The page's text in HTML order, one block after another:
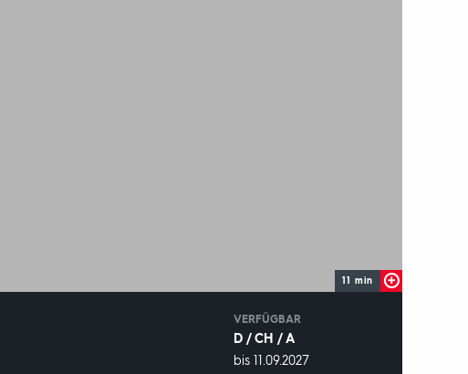
11 min
VERFÜGBAR
D / CH / A
VERFÜGBAR
bis 11.09.2027